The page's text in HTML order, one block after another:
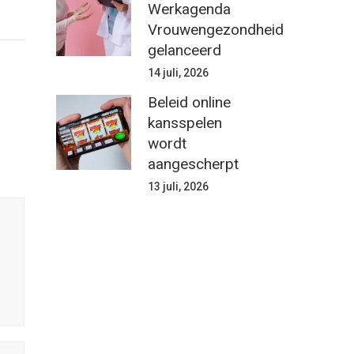
Werkagenda
Vrouwengezondheid
gelanceerd
14 juli, 2026
Beleid online
kansspelen
wordt
aangescherpt
13 juli, 2026